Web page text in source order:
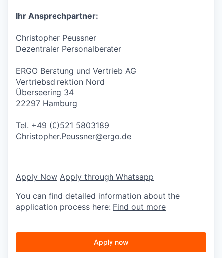
Ihr Ansprechpartner:
Christopher Peussner
Dezentraler Personalberater
ERGO Beratung und Vertrieb AG
Vertriebsdirektion Nord
Überseering 34
22297 Hamburg
Tel. +49 (0)521 5803189
Christopher.Peussner@ergo.de
Apply Now Apply through Whatsapp
You can find detailed information about the
application process here: Find out more
Apply now